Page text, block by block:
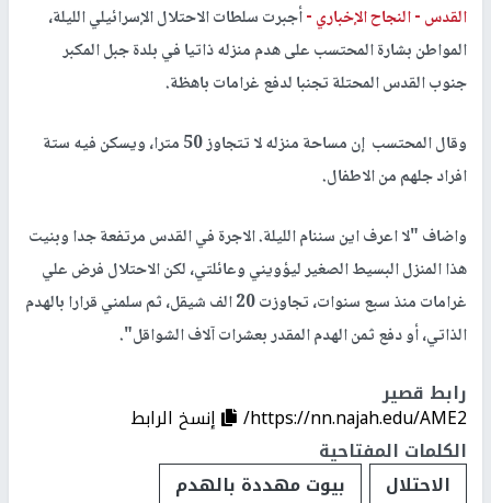
القدس -النجاح الإخباري -أجبرت سلطات الاحتلال الإسرائيلي الليلة،
المواطن بشارة المحتسب على هدم منزله ذاتيا في بلدة جبل المكبر
جنوب القدس المحتلة تجنبا لدفع غرامات باهظة.
وقال المحتسب إن مساحة منزله لا تتجاوز 50 مترا، ويسكن فيه ستة
افراد جلهم من الاطفال.
واضاف "لا اعرف اين سننام الليلة. الاجرة في القدس مرتفعة جدا وبنيت
هذا المنزل البسيط الصغير ليؤويني وعائلتي، لكن الاحتلال فرض علي
غرامات منذ سبع سنوات، تجاوزت 20 الف شيقل، ثم سلمني قرارا بالهدم
الذاتي، أو دفع ثمن الهدم المقدر بعشرات آلاف الشواقل".
رابط قصير
https://nn.najah.edu/AME2/
إنسخ الرابط
الكلمات المفتاحية
الاحتلال
بيوت مهددة بالهدم